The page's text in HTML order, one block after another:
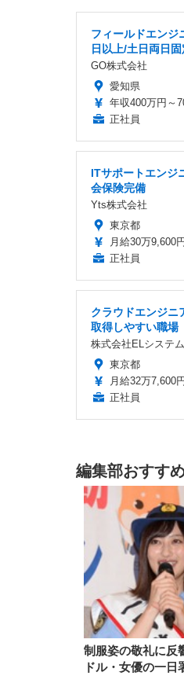
フィールドエンジ
日以上/土日両日
GO株式会社
愛知県
年収400万円～
正社員
ITサポートエンジ
会保険完備
Yts株式会社
東京都
月給30万9,600
正社員
クラウドエンジニ
取得しやすい職場
株式会社ELシステム
東京都
月給32万7,600
正社員
編集部おすす
制服姿の敬礼に反
ドル・女優の一日